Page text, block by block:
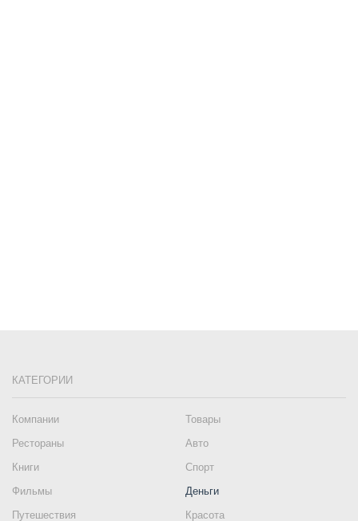
КАТЕГОРИИ
Компании
Товары
Рестораны
Авто
Книги
Спорт
Фильмы
Деньги
Путешествия
Красота